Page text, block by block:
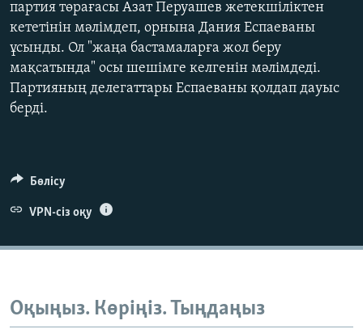
Auto
1080p
480p
1080p
партия төрағасы Азат Перуашев жетекшіліктен
кететінін мәлімдеп, орнына Дания Еспаеваны
ұсынды. Ол "жаңа бастамаларға жол беру
мақсатында" осы шешімге келгенін мәлімдеді.
Партияның делегаттары Еспаеваны қолдап дауыс
берді.
Бөлісу
VPN-сіз оқу
Оқыңыз. Көріңіз. Тыңдаңыз